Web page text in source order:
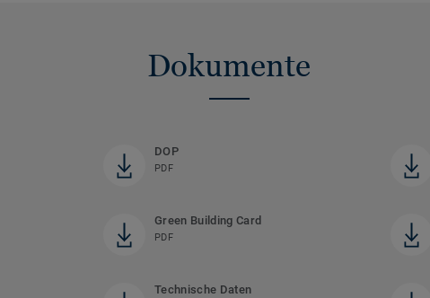
Dokumente
DOP
PDF
Green Building Card
PDF
Technische Daten